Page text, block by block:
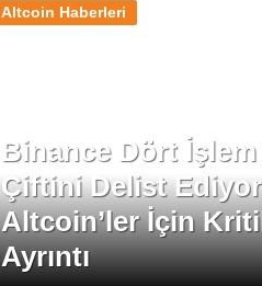
Binance Dört İşlem
Çiftini Delist
Altcoin’ler İçin
Ayrıntı
Altcoin Haberleri